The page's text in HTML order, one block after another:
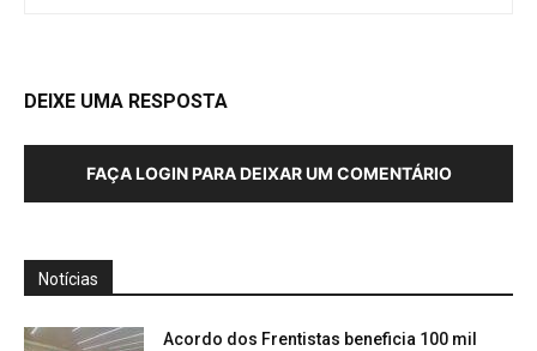
DEIXE UMA RESPOSTA
FAÇA LOGIN PARA DEIXAR UM COMENTÁRIO
Notícias
Acordo dos Frentistas beneficia 100 mil